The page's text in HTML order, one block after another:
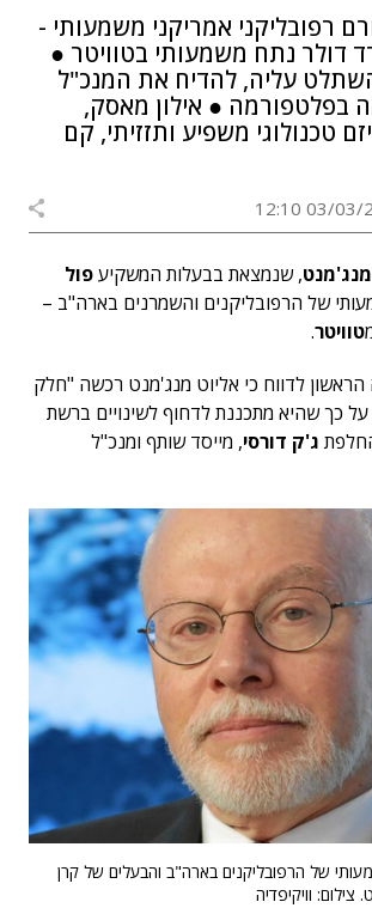
רפובליקני אמריקני משמעותי -
דולר נתח משמעותי בטוויטר ●
עליה, להדיח את המנכ"ל
בפלטפורמה ● אילון מאסק,
טכנולוגי משפיע ותזזיתי, קם
03/03/
, שנמצאת בבעלות המשקיעפול
של הרפובליקנים והשמרנים בארה"ב –
טוויטר.
הראשון לדווח כי אליוט מנג'מנט רכשה "חלק
על כך שהיא מתכננת לדחוף לשינויים ברשת
ג'ק דורסי, מייסד שותף ומנכ"ל
של הרפובליקנים בארה"ב והבעלים של קרן
צילום: וויקיפדיה